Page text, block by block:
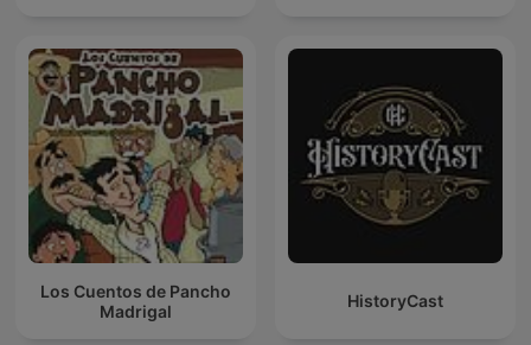
Los Cuentos de Pancho
Madrigal
HistoryCast